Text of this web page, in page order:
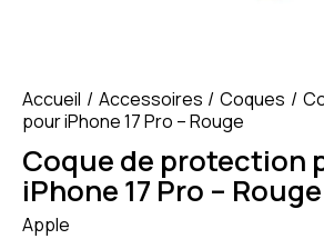
Accueil Accessoires Coques
pour iPhone 17 Pro – Rouge
Coque de protection
iPhone 17 Pro – Rouge
Apple